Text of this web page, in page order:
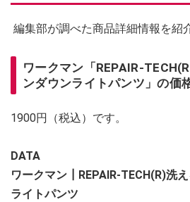
編集部が調べた商品詳細情報を紹
ワークマン「REPAIR-
ンダウンライトパンツ」の価
1900円（税込）です。
DATA
ワークマン┃REPAIR-TECH(R)洗
ライトパンツ